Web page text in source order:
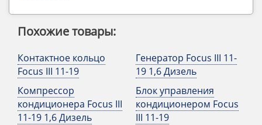
Похожие товары:
Контактное кольцо
Focus III 11-19
Компрессор
кондиционера Focus III
11-19 1,6 Дизель
Генератор Focus III 11-
19 1,6 Дизель
Блок управления
кондиционером Focus
III 11-19